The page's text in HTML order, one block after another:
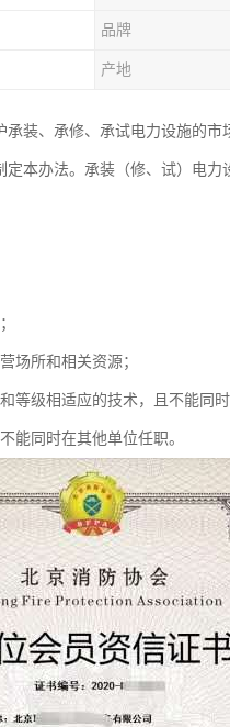
品牌
产地
装、承修、承试电力设施的
本办法。承装（修、试）电
场所和相关资源；
等级相适应的技术，且不能同时
能同时在其他单位任职。